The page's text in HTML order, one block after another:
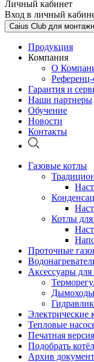
Личный кабинет
Вход в личный
Caius Club для
Продукция
Компания
О
Гарантия и
Наши партнеры
Обучение
Новости
Контакты
Газовые котлы
Котлы
Проточные
Аксессуары
Дымоходы
Электрические
Тепловые
Печатная
Подобрать котёл
Архив